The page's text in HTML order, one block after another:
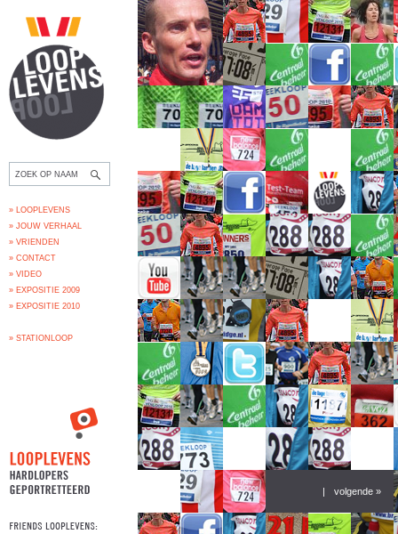
» LOOPLEVENS
» JOUW VERHAAL
» VRIENDEN
» CONTACT
» VIDEO
» EXPOSITIE 2009
» EXPOSITIE 2010
» STATIONLOOP
| volgende »